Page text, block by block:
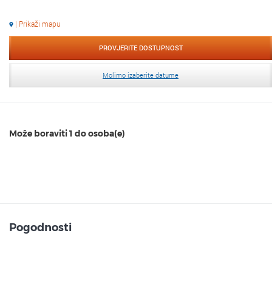
| Prikaži mapu
PROVJERITE DOSTUPNOST
Molimo izaberite datume
Može boraviti 1 do osoba(e)
Pogodnosti